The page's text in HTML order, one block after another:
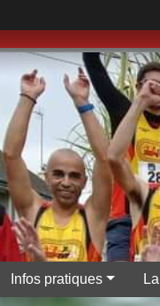
Infos pratiques